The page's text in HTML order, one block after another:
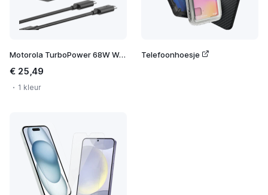
Motorola TurboPower 68W Wall Charger
€ 25,49
1 kleur
Telefoonhoesje